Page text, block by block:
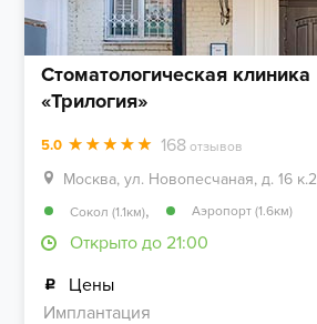
Стоматологическая клиника
«Трилогия»
5.0 168 отзывов
Москва, ул. Новопесчаная, д. 16 к.2
Сокол (1.1км), Аэропорт (1.6км)
Открыто до 21:00
Цены
Имплантация